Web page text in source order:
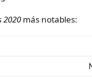
2020 más notables: